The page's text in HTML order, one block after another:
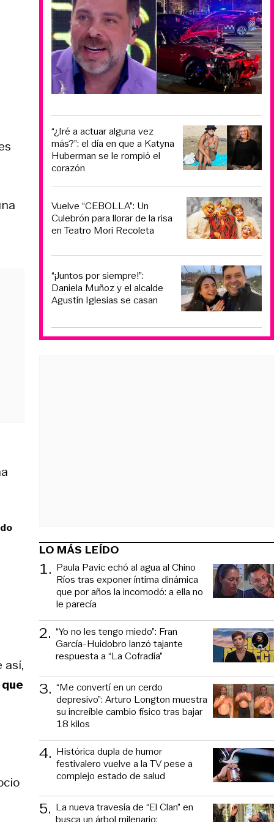
así,
“¿Iré a actuar alguna vez
más?”: el día en que a Katyna
Huberman se le rompió el
corazón
Vuelve “CEBOLLA”: Un
Culebrón para llorar de la risa
en Teatro Mori Recoleta
“¡Juntos por siempre!”:
Daniela Muñoz y el alcalde
Agustín Iglesias se casan
LO MÁS LEÍDO
1. Paula Pavic echó al agua al Chino
Ríos tras exponer íntima dinámica
que por años la incomodó: a ella no
le parecía
2. “Yo no les tengo miedo”: Fran
García-Huidobro lanzó tajante
respuesta a “La Cofradía”
3. “Me convertí en un cerdo
depresivo”: Arturo Longton muestra
su increíble cambio físico tras bajar
18 kilos
4. Histórica dupla de humor
festivalero vuelve a la TV pese a
complejo estado de salud
5. La nueva travesía de “El Clan” en
busca un árbol milenario: